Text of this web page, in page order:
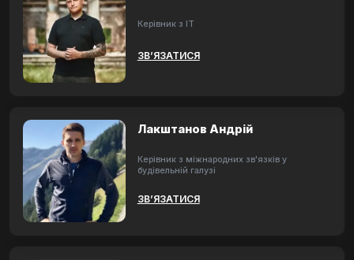
Керівник з ІТ
ЗВ’ЯЗАТИСЯ
Лакштанов Андрій
Керівник з міжнародних зв'язків у
будівельній галузі
ЗВ’ЯЗАТИСЯ